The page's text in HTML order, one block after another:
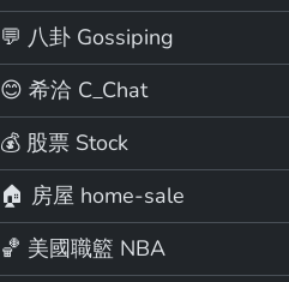
💬 八卦 Gossiping
😊 希洽 C_Chat
💰 股票 Stock
🏠 房屋 home-sale
🏀 美國職籃 NBA